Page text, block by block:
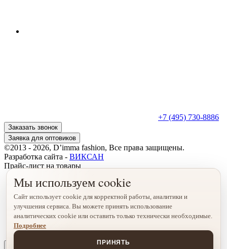
+7 (495) 730-8886
Заказать звонок
Заявка для оптовиков
©2013 - 2026, D’imma fashion, Все права защищены.
Разработка сайта - ВИКСАН
Прайс-лист на товары
Мы используем cookie
Сайт использует cookie для корректной работы, аналитики и
улучшения сервиса. Вы можете принять использование
аналитических cookie или оставить только технически необходимые.
Подробнее
ПРИНЯТЬ